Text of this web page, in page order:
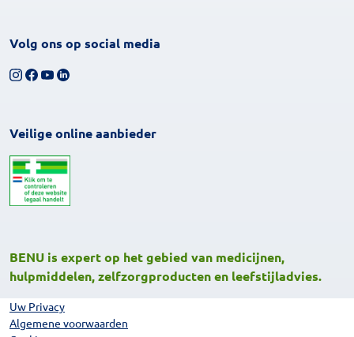
Volg ons op social media
Volg ons op Instagram
Volg ons op Facebook
Bekijk ons YouTube-kanaal
Volg ons op LinkedIn
Veilige online aanbieder
BENU is expert op het gebied van medicijnen,
hulpmiddelen, zelfzorgproducten en leefstijladvies.
Uw Privacy
Algemene voorwaarden